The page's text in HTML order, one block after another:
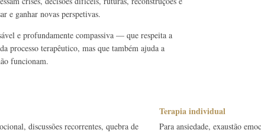
e ganhar novas perspetivas.
e profundamente compassiva — que respeita a
processo terapêutico, mas que também ajuda a
funcionam.
discussões recorrentes, quebra de
Terapia individual
Para ansiedade, exaustão